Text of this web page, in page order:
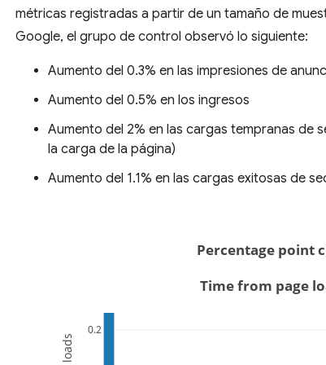
métricas registradas a partir de un tamaño de
Google, el grupo de control observó lo siguiente:
Aumento del 0.3% en las impresiones de
Aumento del 0.5% en los ingresos
Aumento del 2% en las cargas tempranas de
la carga de la página)
Aumento del 1.1% en las cargas exitosas de